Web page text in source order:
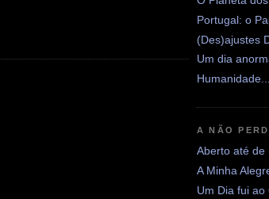
Portugal: o
(Des)ajustes
Um dia
A NÃO
Aberto até de
A Minha
Um Dia fui ao